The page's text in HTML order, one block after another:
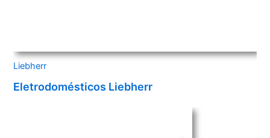
Liebherr
Eletrodomésticos Liebherr